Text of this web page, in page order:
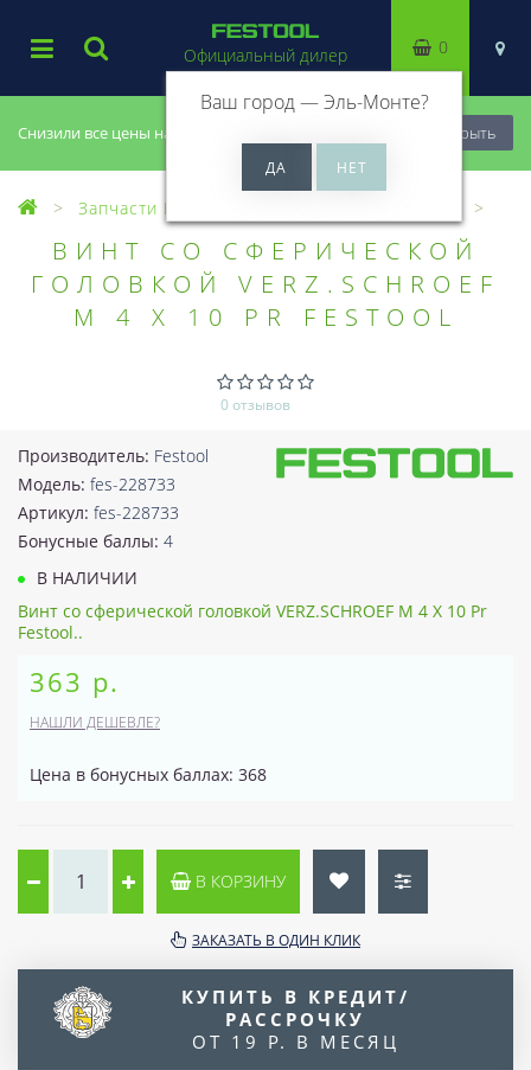
Снизили все цены на 20%, успей купить! Закрыть
Официальный дилер
Ваш город —Эль-Монте?
0
Запчасти Festool
ВИНТ СО СФЕРИЧЕСКОЙ
ГОЛОВКОЙ VERZ.SCHROEF
M 4 X 10 PR FESTOOL
0 отзывов
Производитель: Festool
Модель: fes-228733
Артикул: fes-228733
Бонусные баллы: 4
В НАЛИЧИИ
Винт со сферической головкой VERZ.SCHROEF M 4 X 10 Pr
Festool..
363 р.
НАШЛИ ДЕШЕВЛЕ?
Цена в бонусных баллах: 368
В КОРЗИНУ
ЗАКАЗАТЬ В ОДИН КЛИК
КУПИТЬ В КРЕДИТ/
РАССРОЧКУ
ОТ 19 Р. В МЕСЯЦ